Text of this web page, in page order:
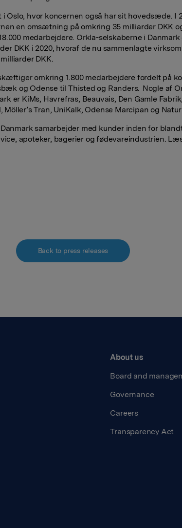
i Oslo, hvor koncernen også har sit hovedsæde. I
en omsætning på omkring 35 milliarder DKK
medarbejdere. Orkla-selskaberne i Danmark
DKK i 2020, hvoraf de nu sammenlagte
DKK.
omkring 1.800 medarbejdere fordelt på
og Odense til Thisted og Randers. Nogle af
er KiMs, Havrefras, Beauvais, Den Gamle
Möller’s Tran, UniKalk, Odense Marcipan og
samarbejder med kunder inden for
apoteker, bagerier og fødevareindustrien.
Back to press releases
About us
Board and
Governance
Careers
Transparency Act